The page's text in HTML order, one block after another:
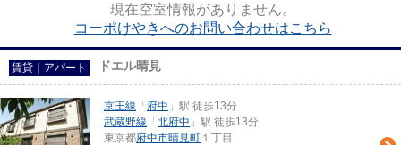
現在空室情報がありません。
コーポけやきへのお問い合わせはこちら
賃貸｜アパート ドエル晴見
京王線 「 府中 」駅 徒歩13分
武蔵野線 「 北府中 」駅 徒歩13分
東京都府中市晴見町 １丁目